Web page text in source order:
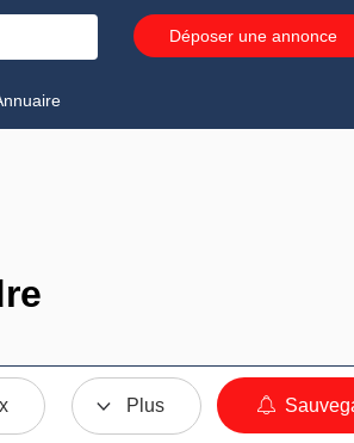
Déposer une annonce
Plus